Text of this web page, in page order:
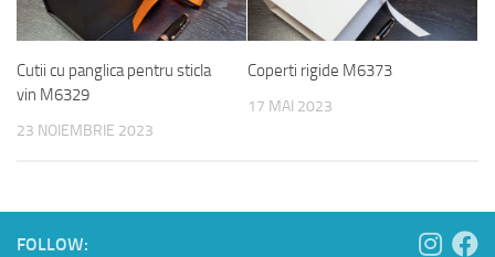
Cutii cu panglica pentru sticla
vin M6329
23 NOIEMBRIE 2023
Coperti rigide M6373
17 MAI 2023
FOLLOW: